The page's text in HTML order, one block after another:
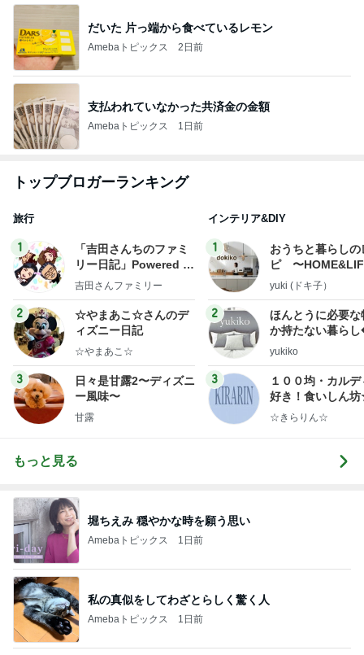
だいた 片っ端から食べているレモン
Amebaトピックス 2日前
支払われていなかった共済金の金額
Amebaトピックス 1日前
トップブロガーランキング
旅行
1
「吉田さんちのファミ
リー日記」Powered b
y Ameba 吉田さんファ
ログ
吉田さんファミリー
2
☆やまあこ☆さんのデ
ィズニー日記
☆やまあこ☆
3
日々是甘露2〜ディズニ
ー風味〜
甘露
インテリア&DIY
1
おうちと暮らしの
ピ 〜
yuki (ドキ子）
2
ほんとうに必要な
か持たない暮ら
ep Life Simple◆
yukiko
3
１００均・カルデ
好き！食いしん
らりん☆のブログ
☆きらりん☆
もっと見る
堀ちえみ 穏やかな時を願う思い
Amebaトピックス 1日前
私の真似をしてわざとらしく驚く人
Amebaトピックス 1日前